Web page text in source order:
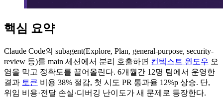
핵심 요약
Claude Code의 subagent(Explore, Plan, general-purpose, security-
review 등)를 main 세션에서 분리 호출하면 컨텍스트 윈도우 오
염을 막고 정확도를 끌어올린다. 6개월간 12명 팀에서 운영한
결과 토큰 비용 38% 절감, 첫 시도 PR 통과율 12%p 상승. 단,
위임 비용·전달 손실·디버깅 난이도가 새 문제로 등장한다.